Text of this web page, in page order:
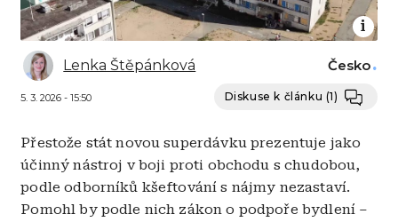
Lenka Štěpánková
5. 3. 2026 - 15:50
Česko
Diskuse k článku (1)
Přestože stát novou superdávku prezentuje jako
účinný nástroj v boji proti obchodu s chudobou,
podle odborníků kšeftování s nájmy nezastaví.
Pomohl by podle nich zákon o podpoře bydlení –